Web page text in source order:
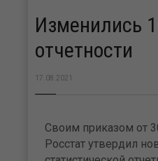
Изменились
отчетности
17.08.2021
Своим приказом от
Росстат утвердил